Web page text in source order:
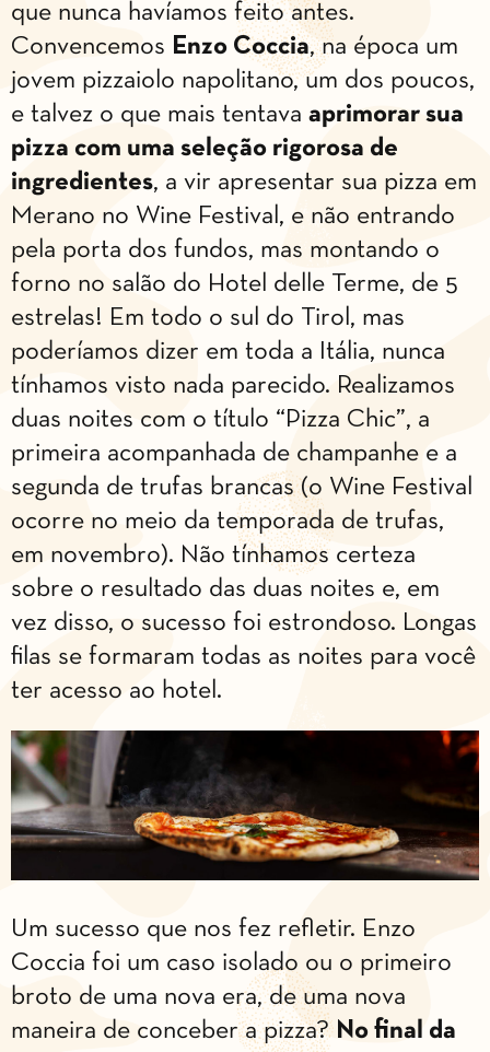
que nunca havíamos feito antes.
Convencemos Enzo Coccia, na época um
jovem pizzaiolo napolitano, um dos poucos,
e talvez o que mais tentava aprimorar sua
pizza com uma seleção rigorosa de
ingredientes, a vir apresentar sua pizza em
Merano no Wine Festival, e não entrando
pela porta dos fundos, mas montando o
forno no salão do Hotel delle Terme, de 5
estrelas! Em todo o sul do Tirol, mas
poderíamos dizer em toda a Itália, nunca
tínhamos visto nada parecido. Realizamos
duas noites com o título “Pizza Chic”, a
primeira acompanhada de champanhe e a
segunda de trufas brancas (o Wine Festival
ocorre no meio da temporada de trufas,
em novembro). Não tínhamos certeza
sobre o resultado das duas noites e, em
vez disso, o sucesso foi estrondoso. Longas
filas se formaram todas as noites para você
ter acesso ao hotel.
Um sucesso que nos fez refletir. Enzo
Coccia foi um caso isolado ou o primeiro
broto de uma nova era, de uma nova
maneira de conceber a pizza? No final da